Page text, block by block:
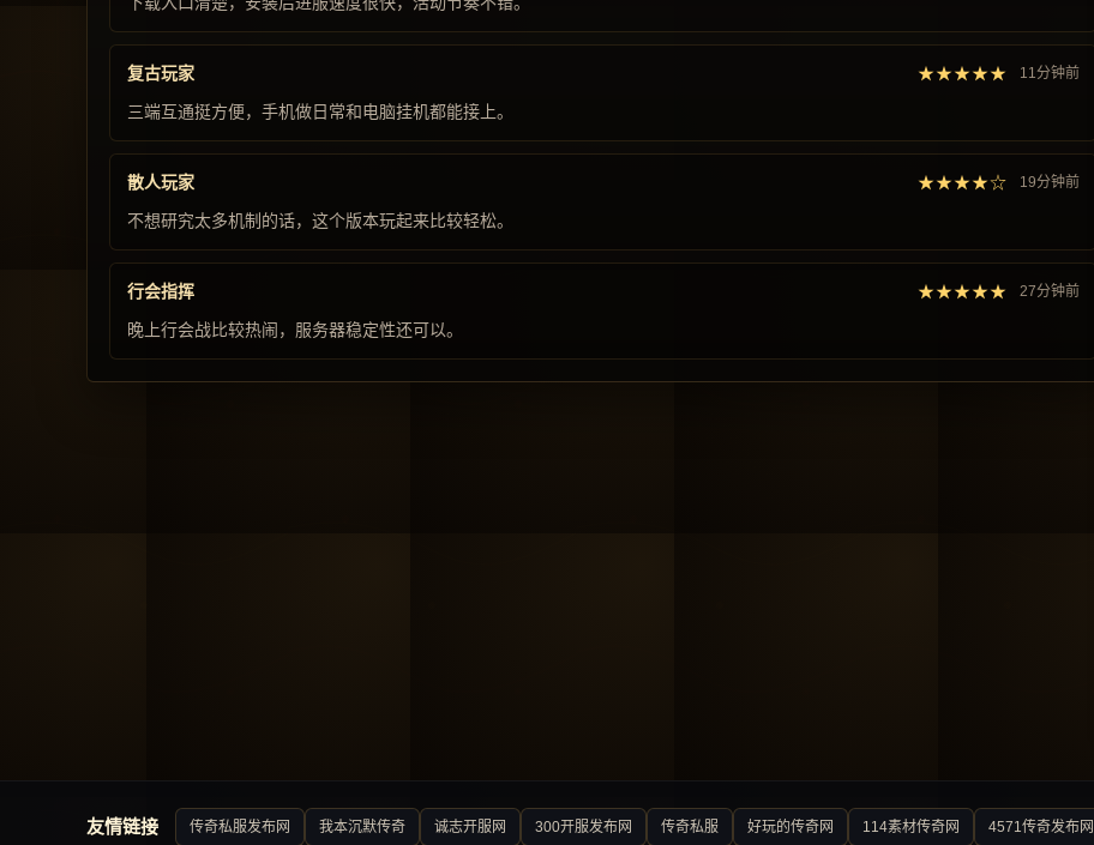
复古玩家 ★★★★★ 11分钟前
三端互通挺方便，手机做日常和电脑挂机都能接上。
散人玩家 ★★★★☆ 19分钟前
不想研究太多机制的话，这个版本玩起来比较轻松。
行会指挥 ★★★★★ 27分钟前
晚上行会战比较热闹，服务器稳定性还可以。
友情链接 传奇私服发布网 我本沉默传奇 诚志开服网 300开服发布网 传奇私服 好玩的传奇网 114素材传奇网 4571传奇发布网